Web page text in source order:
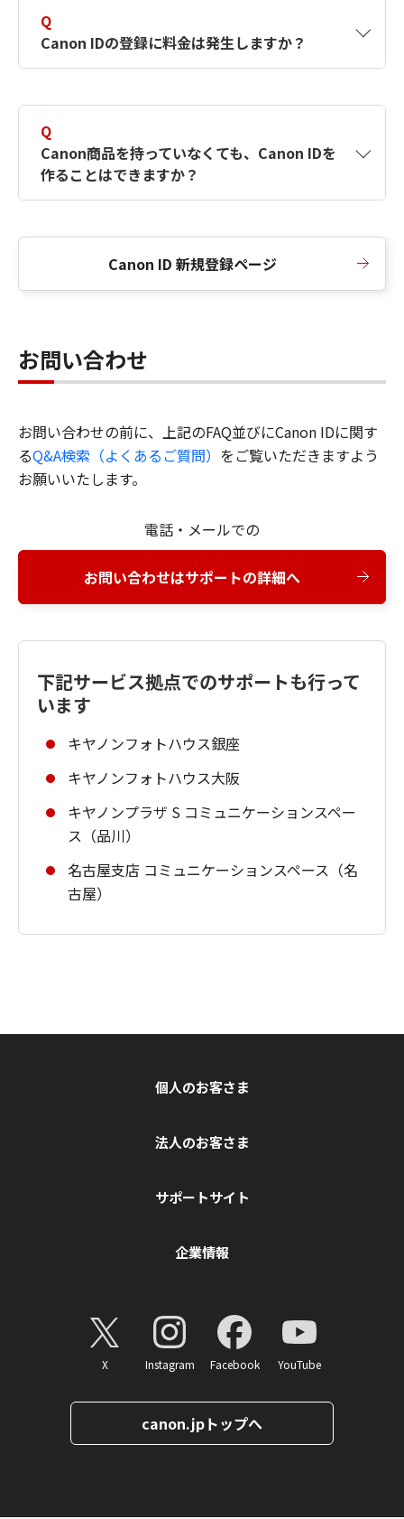
択したサービスから取得します。アカウントを
簡単に作成できるように、この情報を使用して
Canon IDの登録フォームを入力します。
Q
Canon IDの登録に料金は発生しますか？
Q
Canon商品を持っていなくても、Canon IDを
作ることはできますか？
Canon ID 新規登録ページ
お問い合わせ
お問い合わせの前に、上記のFAQ並びにCanon IDに関す
るQ&A検索（よくあるご質問） をご覧いただきますよう
お願いいたします。
電話・メールでの
お問い合わせはサポートの詳細へ
下記サービス拠点でのサポートも行って
います
キヤノンフォトハウス銀座
キヤノンフォトハウス大阪
キヤノンプラザ S コミュニケーションスペー
ス（品川）
名古屋支店 コミュニケーションスペース（名
古屋）
個人のお客さま
法人のお客さま
サポートサイト
企業情報
X Instagram Facebook YouTube
canon.jpトップへ